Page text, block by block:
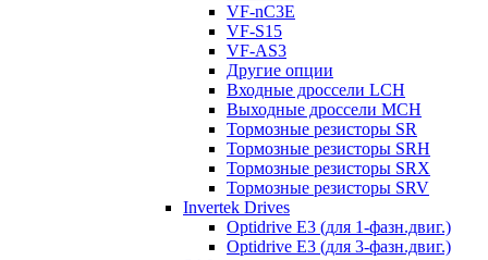
VF-nC3E
VF-S15
VF-AS3
Другие опции
Входные дроссели LCH
Выходные дроссели MCH
Тормозные резисторы SR
Тормозные резисторы SRH
Тормозные резисторы SRX
Тормозные резисторы SRV
Invertek Drives
Optidrive E3 (для 1-фазн.двиг.)
Optidrive E3 (для 3-фазн.двиг.)